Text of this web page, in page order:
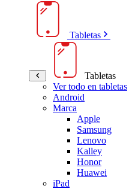
Tabletas
Tabletas
Ver todo en tabletas
Android
Marca
Apple
Samsung
Lenovo
Kalley
Honor
Huawei
iPad